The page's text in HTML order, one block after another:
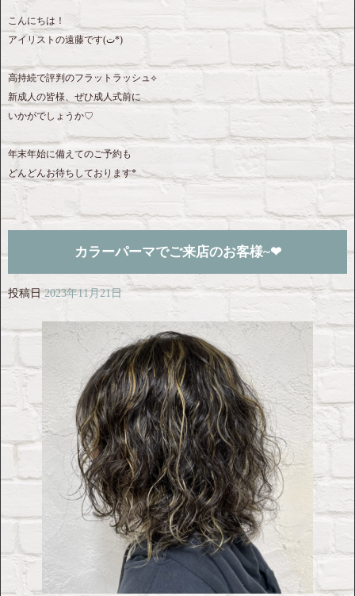
こんにちは！
アイリストの遠藤です‎(ت*)
高持続で評判のフラットラッシュ⟡
新成人の皆様、ぜひ成人式前に
いかがでしょうか♡
年末年始に備えてのご予約も
どんどんお待ちしております*
カラーパーマでご来店のお客様~❤︎
投稿日 2023年11月21日